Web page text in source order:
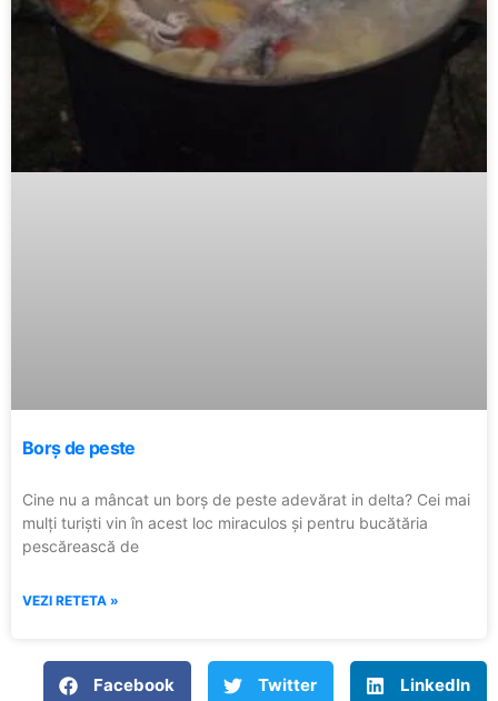
Borș de peste
Cine nu a mâncat un borș de peste adevărat in delta? Cei mai
mulți turiști vin în acest loc miraculos și pentru bucătăria
pescărească de
VEZI RETETA »
Facebook Twitter LinkedIn